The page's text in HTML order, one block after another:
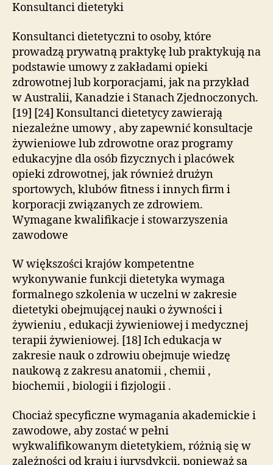
Konsultanci dietetyki
Konsultanci dietetyczni to osoby, które
prowadzą prywatną praktykę lub praktykują na
podstawie umowy z zakładami opieki
zdrowotnej lub korporacjami, jak na przykład
w Australii, Kanadzie i Stanach Zjednoczonych.
[19] [24] Konsultanci dietetycy zawierają
niezależne umowy , aby zapewnić konsultacje
żywieniowe lub zdrowotne oraz programy
edukacyjne dla osób fizycznych i placówek
opieki zdrowotnej, jak również drużyn
sportowych, klubów fitness i innych firm i
korporacji związanych ze zdrowiem.
Wymagane kwalifikacje i stowarzyszenia
zawodowe
W większości krajów kompetentne
wykonywanie funkcji dietetyka wymaga
formalnego szkolenia w uczelni w zakresie
dietetyki obejmującej nauki o żywności i
żywieniu , edukacji żywieniowej i medycznej
terapii żywieniowej. [18] Ich edukacja w
zakresie nauk o zdrowiu obejmuje wiedzę
naukową z zakresu anatomii , chemii ,
biochemii , biologii i fizjologii .
Chociaż specyficzne wymagania akademickie i
zawodowe, aby zostać w pełni
wykwalifikowanym dietetykiem, różnią się w
zależności od kraju i jurysdykcji, ponieważ są